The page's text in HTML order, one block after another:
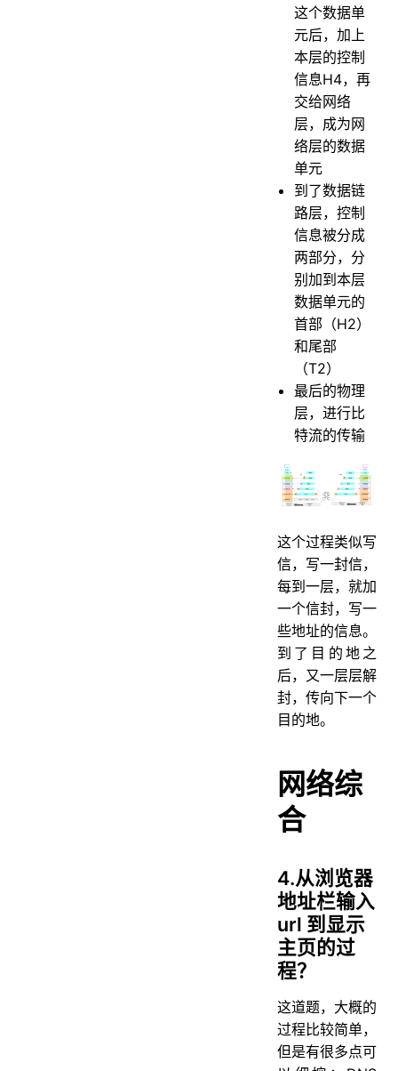
这个数据单
元后，加上
本层的控制
信息H4，再
交给网络
层，成为网
络层的数据
单元
到了数据链
路层，控制
信息被分成
两部分，分
别加到本层
数据单元的
首部（H2）
和尾部
（T2）
最后的物理
层，进行比
特流的传输
这个过程类似写
信，写一封信，
每到一层，就加
一个信封，写一
些地址的信息。
到了目的地之
后，又一层层解
封，传向下一个
目的地。
网络综
合
4.从浏览器
地址栏输入
url 到显示
主页的过
程？
这道题，大概的
过程比较简单，
但是有很多点可